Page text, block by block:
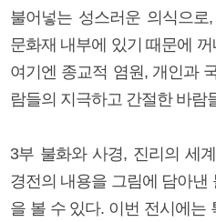
불어넣는 성스러운 의식으로
문화재 내부에 있기 때문에
여기엔 종교적 염원, 개인과
람들의 지극하고 간절한 바람
3부 불화와 사경, 진리의 세
경전의 내용을 그림에 담아낸
을 볼 수 있다. 이번 전시에는